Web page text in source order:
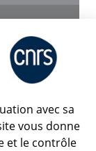
avec sa
vous donne
et le contrôle